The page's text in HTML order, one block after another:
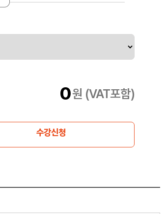
는 데에는 다수의 고성능 컴퓨터가 필요
들어 보는 과정을 통해 전체적인 흐름을
영향을 미치는 매개 변수들을 파악합니
0원 (VAT포함)
수강신청